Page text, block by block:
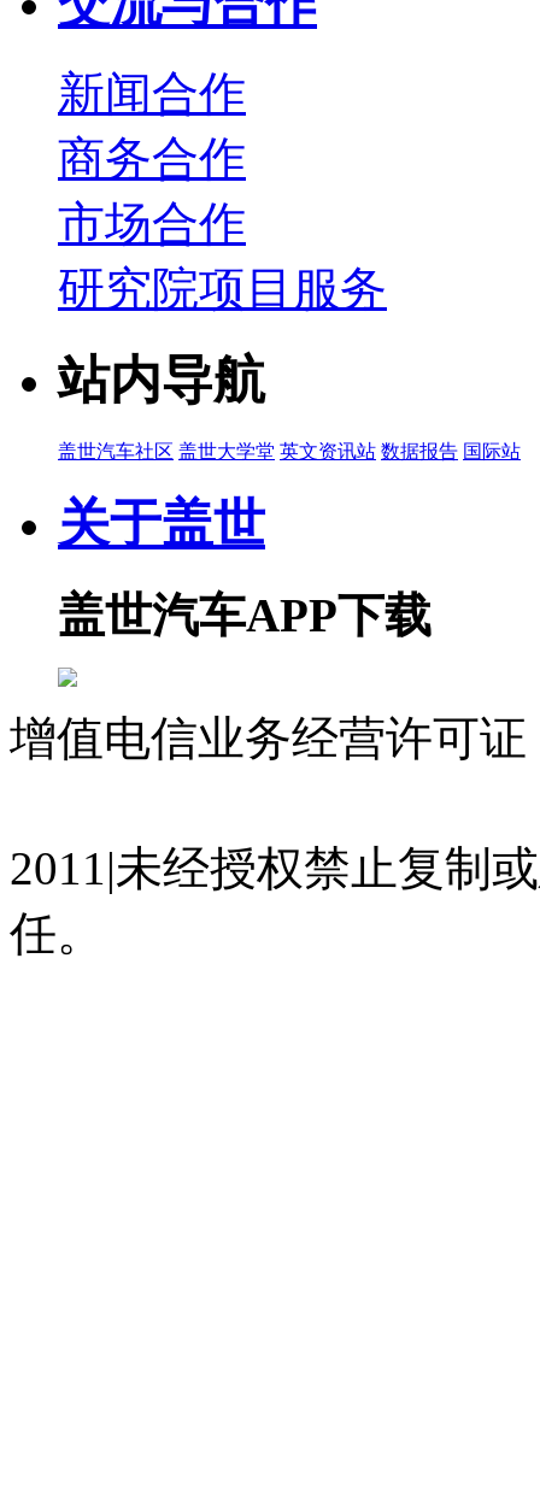
新闻合作
商务合作
市场合作
研究院项目服务
站内导航
盖世汽车社区 盖世大学堂 英文资讯站 数据报告 国际站
关于盖世
盖世汽车APP下载
增值电信业务经营许可
2011|未经授权禁止复制
任。